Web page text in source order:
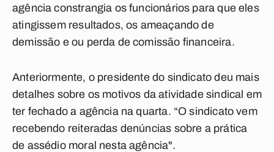
agência constrangia os funcionários para que eles
atingissem resultados, os ameaçando de
demissão e ou perda de comissão financeira.
Anteriormente, o presidente do sindicato deu mais
detalhes sobre os motivos da atividade sindical em
ter fechado a agência na quarta. “O sindicato vem
recebendo reiteradas denúncias sobre a prática
de assédio moral nesta agência".